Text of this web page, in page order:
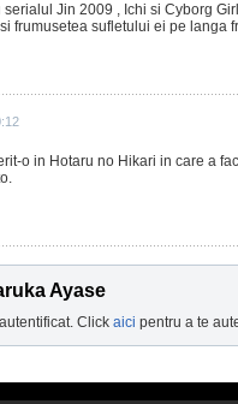
Jin 2009 , Ichi si Cyborg
frumusetea sufletului ei pe langa
o in Hotaru no Hikari in care a
Ayase
Click aici pentru a te